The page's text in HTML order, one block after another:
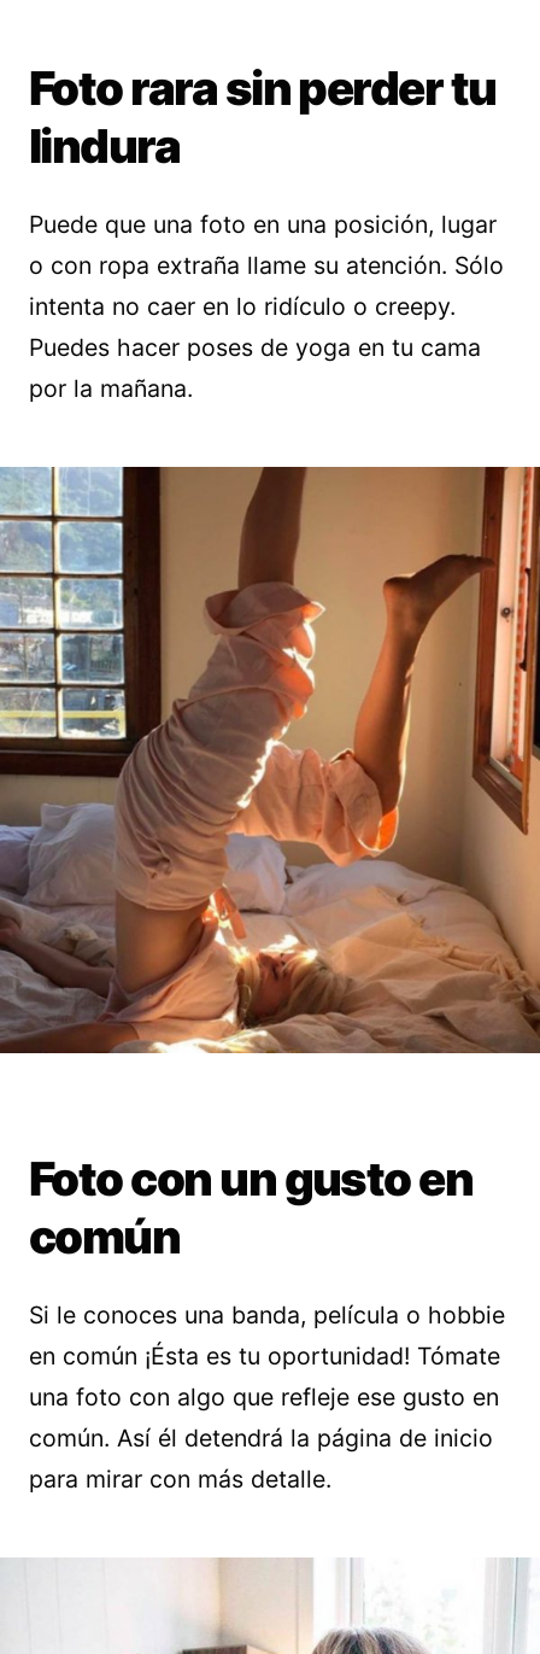
Foto rara sin perder tu
lindura
Puede que una foto en una posición, lugar
o con ropa extraña llame su atención. Sólo
intenta no caer en lo ridículo o creepy.
Puedes hacer poses de yoga en tu cama
por la mañana.
Foto con un gusto en
común
Si le conoces una banda, película o hobbie
en común ¡Ésta es tu oportunidad! Tómate
una foto con algo que refleje ese gusto en
común. Así él detendrá la página de inicio
para mirar con más detalle.